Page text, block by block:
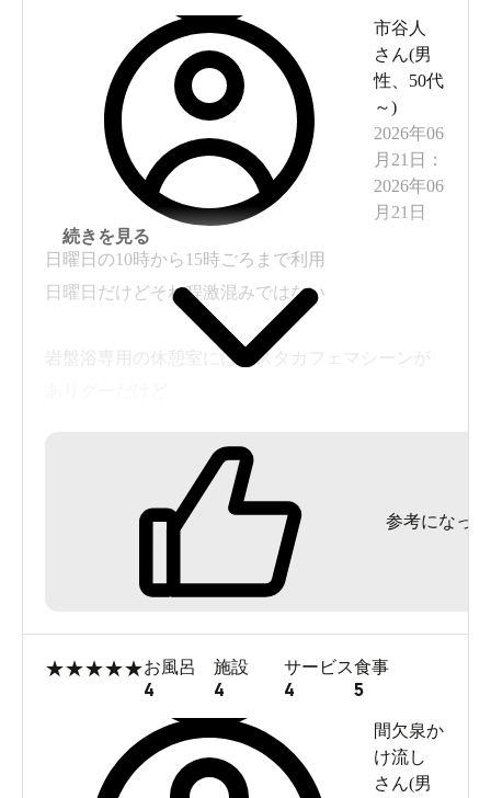
市谷人
さん(男
性
50代
～)
2026年06
月21日
：
2026年06
月21日
日曜日の10時から15時ごろまで利用
日曜日だけどそれ程激混みではない
岩盤浴専用の休憩室にはコスタカフェマシーンが
館内着もTシャツタイプとフード付きタイプがある
乾きづらい素材だからか？200円で交換可能
続きを見る
参考になった
★★★★★お風呂
4
施設
4
サービス
4
食事
5
間欠泉か
け流し
さん(男